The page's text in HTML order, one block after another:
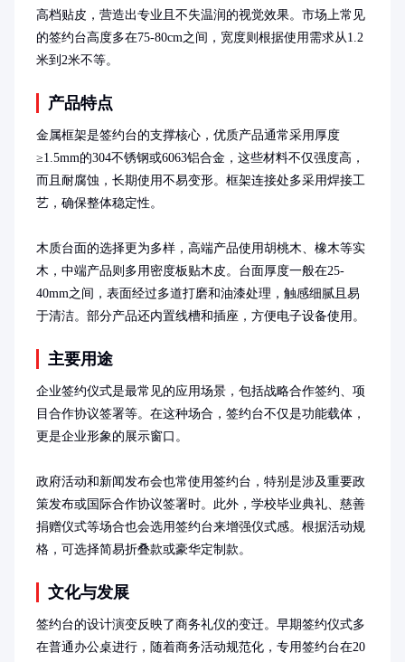
高档贴皮，营造出专业且不失温润的视觉效果。市场上常见
的签约台高度多在75-80cm之间，宽度则根据使用需求从1.2
米到2米不等。
产品特点
金属框架是签约台的支撑核心，优质产品通常采用厚度
≥1.5mm的304不锈钢或6063铝合金，这些材料不仅强度高，
而且耐腐蚀，长期使用不易变形。框架连接处多采用焊接工
艺，确保整体稳定性。
木质台面的选择更为多样，高端产品使用胡桃木、橡木等实
木，中端产品则多用密度板贴木皮。台面厚度一般在25-
40mm之间，表面经过多道打磨和油漆处理，触感细腻且易
于清洁。部分产品还内置线槽和插座，方便电子设备使用。
主要用途
企业签约仪式是最常见的应用场景，包括战略合作签约、项
目合作协议签署等。在这种场合，签约台不仅是功能载体，
更是企业形象的展示窗口。
政府活动和新闻发布会也常使用签约台，特别是涉及重要政
策发布或国际合作协议签署时。此外，学校毕业典礼、慈善
捐赠仪式等场合也会选用签约台来增强仪式感。根据活动规
格，可选择简易折叠款或豪华定制款。
文化与发展
签约台的设计演变反映了商务礼仪的变迁。早期签约仪式多
在普通办公桌进行，随着商务活动规范化，专用签约台在20